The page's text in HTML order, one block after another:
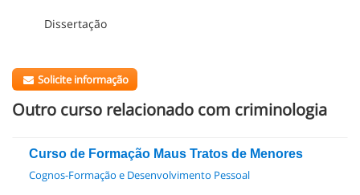
Dissertação
Solicite informação
Outro curso relacionado com criminologia
Curso de Formação Maus Tratos de Menores
Cognos-Formação e Desenvolvimento Pessoal